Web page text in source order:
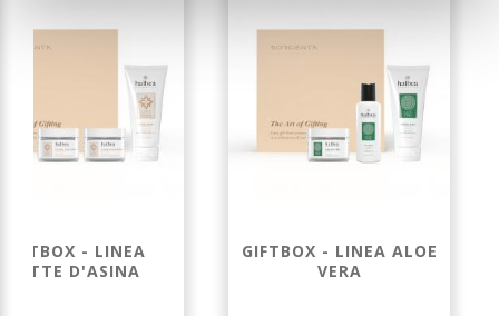
GIFTBOX - LINEA
LATTE D'ASINA
GIFTBOX - LINEA ALOE
VERA